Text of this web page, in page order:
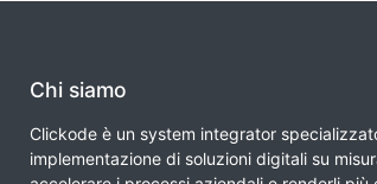
Chi siamo
Clickode è un system integrator
implementazione di soluzioni digitali su